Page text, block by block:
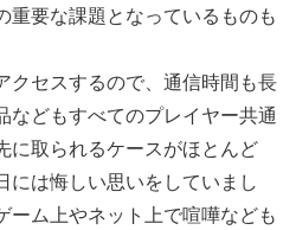
重要な課題となっているものも
クセスするので、通信時間も長
などもすべてのプレイヤー共通
に取られるケースがほとんど
には悔しい思いをしていまし
ーム上やネット上で喧嘩なども